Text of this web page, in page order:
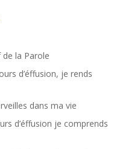
de la Parole
d’éffusion, je rends
dans ma vie
d’éffusion je comprends